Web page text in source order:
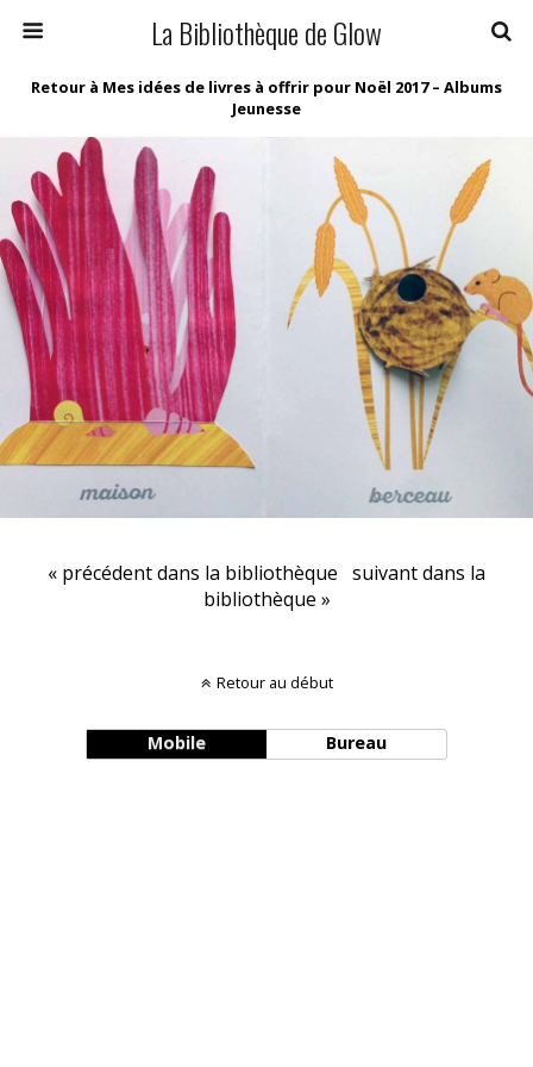
La Bibliothèque de Glow
Retour à Mes idées de livres à offrir pour Noël 2017 – Albums
Jeunesse
« précédent dans la bibliothèque suivant dans la
bibliothèque »
Retour au début
Mobile Bureau